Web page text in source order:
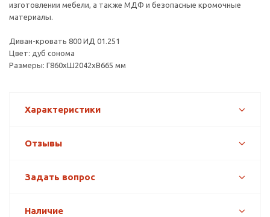
изготовлении мебели, а также МДФ и безопасные кромочные
материалы.
Диван-кровать 800 ИД 01.251
Цвет: дуб сонома
Размеры: Г860хШ2042хВ665 мм
Характеристики
Отзывы
Задать вопрос
Наличие